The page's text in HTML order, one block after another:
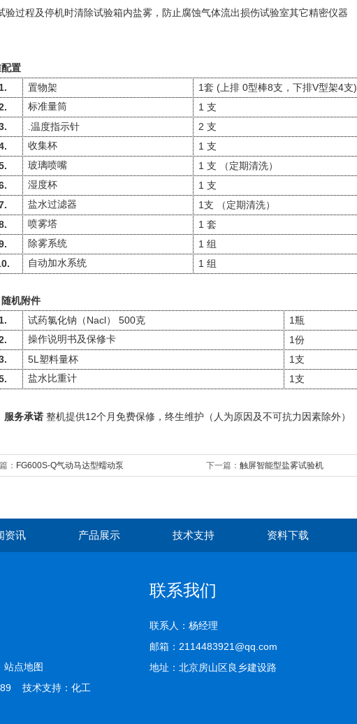
验过程及停机时清除试验箱内盐雾，防止腐蚀气体流出损伤试验室其它精密仪器
置
置物架 1套 (上排 0型棒8支，下排V型架4支)
标准量筒 1支
.温度指示针 2支
收集杯 1支
玻璃喷嘴 1支 （定期清洗）
湿度杯 1支
盐水过滤器 1支 （定期清洗）
喷雾塔 1套
除雾系统 1组
自动加水系统 1组
机附件
试药氯化钠（ Nacl） 500克 1瓶
操作说明书及保修卡 1份
5L 塑料量杯 1支
盐水比重计 1支
服务承诺 整机提供12个月免费保修，终生维护（人为原因及不可抗力因素除外）
： FG600S-Q气动马达型蠕动泵 下一篇： 触屏智能型盐雾试验机
资讯 产品展示 技术支持 资料下载
站点地图
技术支持： 化工
联系我们
联系人：杨经理
邮箱：2114483921@qq.com
地址：北京房山区良乡建设路